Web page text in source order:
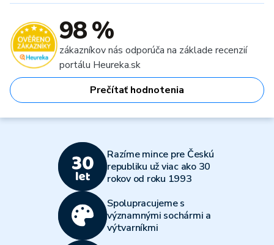
98 %
zákazníkov nás odporúča na základe recenzií
portálu Heureka.sk
Prečítať hodnotenia
Razíme mince pre Českú
republiku už viac ako 30
rokov od roku 1993
Spolupracujeme s
významnými sochármi a
výtvarníkmi